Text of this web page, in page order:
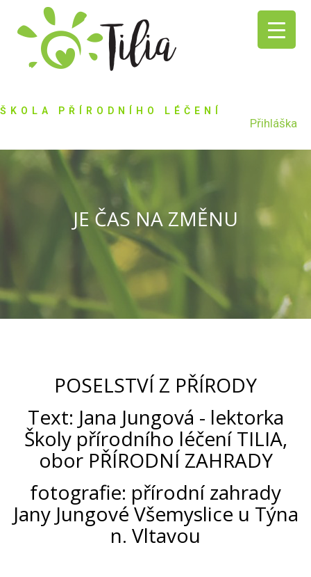
ŠKOLA PŘÍRODNÍHO LÉČENÍ
Přihláška
JE ČAS NA ZMĚNU
POSELSTVÍ Z PŘÍRODY
Text: Jana Jungová - lektorka
Školy přírodního léčení TILIA,
obor PŘÍRODNÍ ZAHRADY
fotografie: přírodní zahrady
Jany Jungové Všemyslice u Týna
n. Vltavou